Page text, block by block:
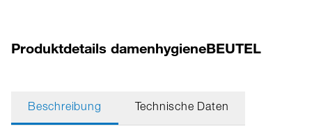
Produktdetails damenhygieneBEUTEL
Beschreibung Technische Daten